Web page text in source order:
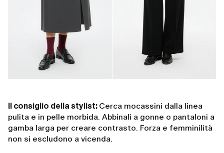
Il consiglio della stylist: Cerca mocassini dalla linea
pulita e in pelle morbida. Abbinali a gonne o pantaloni a
gamba larga per creare contrasto. Forza e femminilità
non si escludono a vicenda.